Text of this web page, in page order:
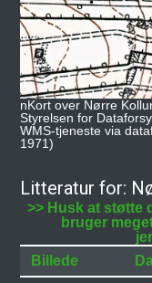
nKort over Nørre
Styrelsen for
WMS-tjeneste via
1971)
Litteratur for:
>> Husk at støtte
bruger
Billede